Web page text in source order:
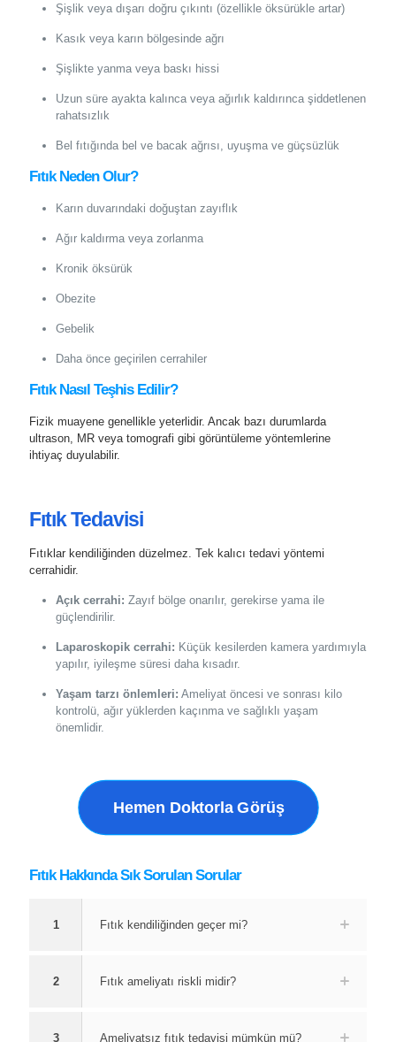
Şişlik veya dışarı doğru çıkıntı (özellikle öksürükle artar)
Kasık veya karın bölgesinde ağrı
Şişlikte yanma veya baskı hissi
Uzun süre ayakta kalınca veya ağırlık kaldırınca şiddetlenen
rahatsızlık
Bel fıtığında bel ve bacak ağrısı, uyuşma ve güçsüzlük
Fıtık Neden Olur?
Karın duvarındaki doğuştan zayıflık
Ağır kaldırma veya zorlanma
Kronik öksürük
Obezite
Gebelik
Daha önce geçirilen cerrahiler
Fıtık Nasıl Teşhis Edilir?
Fizik muayene genellikle yeterlidir. Ancak bazı durumlarda
ultrason, MR veya tomografi gibi görüntüleme yöntemlerine
ihtiyaç duyulabilir.
Fıtık Tedavisi
Fıtıklar kendiliğinden düzelmez. Tek kalıcı tedavi yöntemi
cerrahidir.
Açık cerrahi: Zayıf bölge onarılır, gerekirse yama ile
güçlendirilir.
Laparoskopik cerrahi: Küçük kesilerden kamera yardımıyla
yapılır, iyileşme süresi daha kısadır.
Yaşam tarzı önlemleri: Ameliyat öncesi ve sonrası kilo
kontrolü, ağır yüklerden kaçınma ve sağlıklı yaşam
önemlidir.
Hemen Doktorla Görüş
Fıtık Hakkında Sık Sorulan Sorular
1 Fıtık kendiliğinden geçer mi?
2 Fıtık ameliyatı riskli midir?
3 Ameliyatsız fıtık tedavisi mümkün mü?